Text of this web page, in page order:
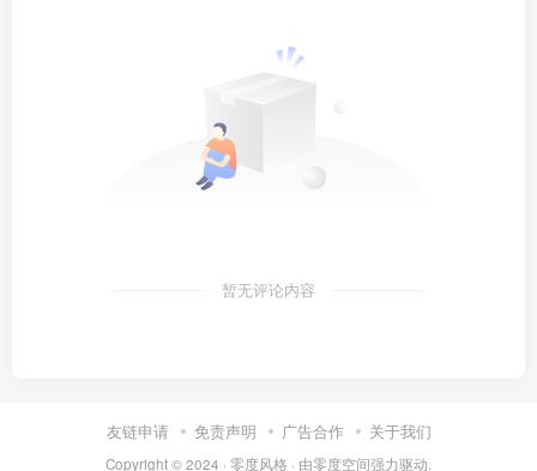
暂无评论内容
友链申请 免责声明 广告合作 关于我们
Copyright © 2024 · 零度风格 · 由零度空间强力驱动.